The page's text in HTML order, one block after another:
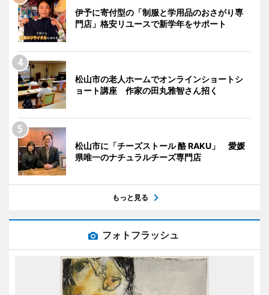
伊予に寄付型の「制服と学用品のおさがり専
門店」格安リユースで新学年をサポート
松山市の老人ホームでオンラインショートシ
ョート講座 作家の田丸雅智さん招く
松山市に「チーズストール 酪 RAKU」 愛媛
県唯一のナチュラルチーズ専門店
もっと見る
フォトフラッシュ